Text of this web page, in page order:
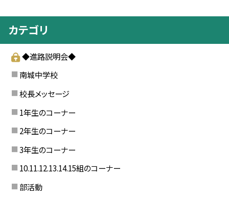
カテゴリ
◆進路説明会◆
南城中学校
校長メッセージ
1年生のコーナー
2年生のコーナー
3年生のコーナー
10.11.12.13.14.15組のコーナー
部活動